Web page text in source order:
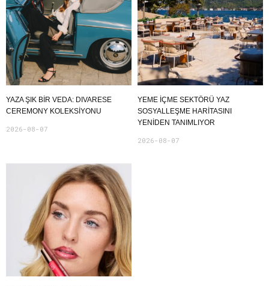
YAZA ŞIK BIR VEDA: DIVARESE
CEREMONY KOLEKSIYONU
2026-08-07
YEME İÇME SEKTÖRÜ YAZ
SOSYALLEŞME HARITASINI
YENIDEN TANIMLIYOR
2026-08-07